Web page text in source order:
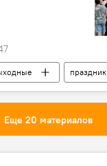
праздник
Узбекистан
Еще 20 материалов